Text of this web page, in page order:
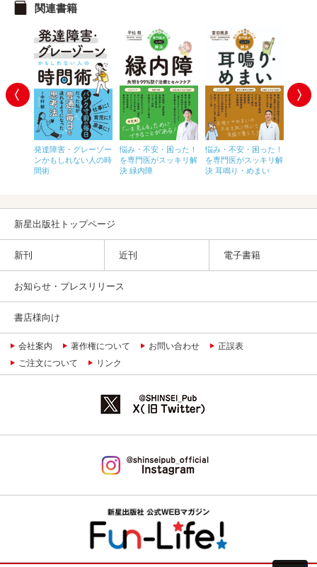
関連書籍
発達障害・グレーゾー
ンかもしれない人の時
間術
悩み・不安・困った！
を専門医がスッキリ解
決 緑内障
悩み・不安・困った！
を専門医がスッキリ解
決 耳鳴り・めまい
新星出版社トップページ
新刊 近刊 電子書籍
お知らせ・プレスリリース
書店様向け
会社案内 著作権について お問い合わせ
正誤表
ご注文について
リンク